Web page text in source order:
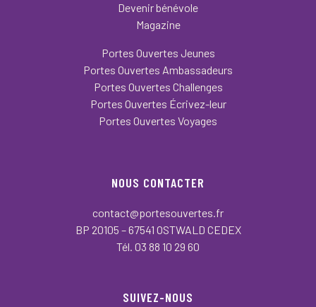
Devenir bénévole
Magazine
Portes Ouvertes Jeunes
Portes Ouvertes Ambassadeurs
Portes Ouvertes Challenges
Portes Ouvertes Écrivez-leur
Portes Ouvertes Voyages
NOUS CONTACTER
contact@portesouvertes.fr
BP 20105 – 67541 OSTWALD CEDEX
Tél. 03 88 10 29 60
SUIVEZ-NOUS